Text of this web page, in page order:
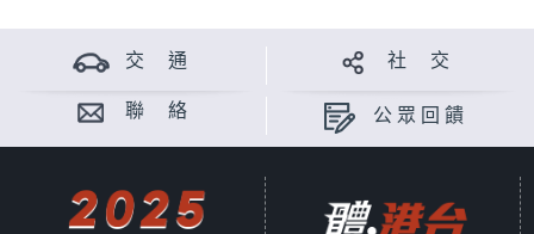
交 通 社 交
聯 絡 公眾回饋